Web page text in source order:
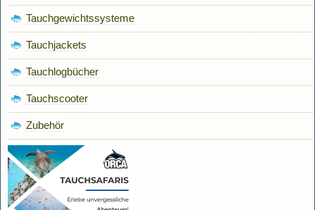
Tauchgewichtssysteme
Tauchjackets
Tauchlogbücher
Tauchscooter
Zubehör